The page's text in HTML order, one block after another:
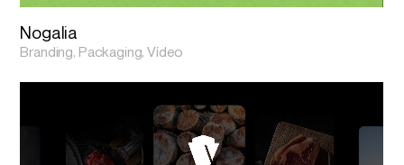
Nogalia
Branding, Packaging, Vídeo